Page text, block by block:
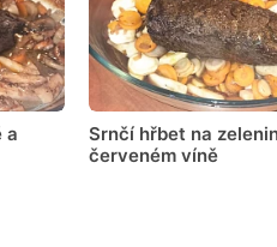
a
Srnčí hřbet na
červeném víně